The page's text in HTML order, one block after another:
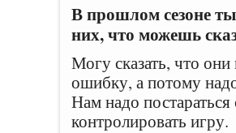
В прошлом сезоне
них, что можешь
Могу сказать, что
ошибку, а потому
Нам надо
контролировать игру.